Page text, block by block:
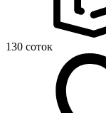
130 соток